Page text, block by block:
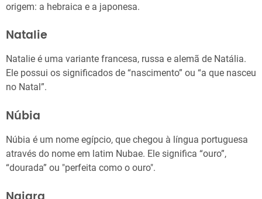
origem: a hebraica e a japonesa.
Natalie
Natalie é uma variante francesa, russa e alemã de Natália.
Ele possui os significados de “nascimento” ou “a que nasceu
no Natal”.
Núbia
Núbia é um nome egípcio, que chegou à língua portuguesa
através do nome em latim Nubae. Ele significa “ouro”,
“dourada” ou "perfeita como o ouro".